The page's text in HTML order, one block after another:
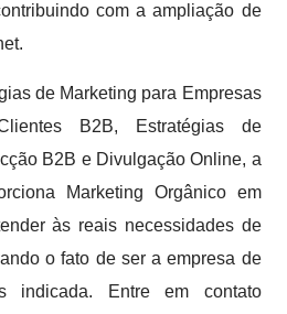
com a ampliação de
de Marketing para Empresas
B2B, Estratégias de
B2B e Divulgação Online, a
Marketing Orgânico em
às reais necessidades de
o fato de ser a empresa de
indicada. Entre em contato